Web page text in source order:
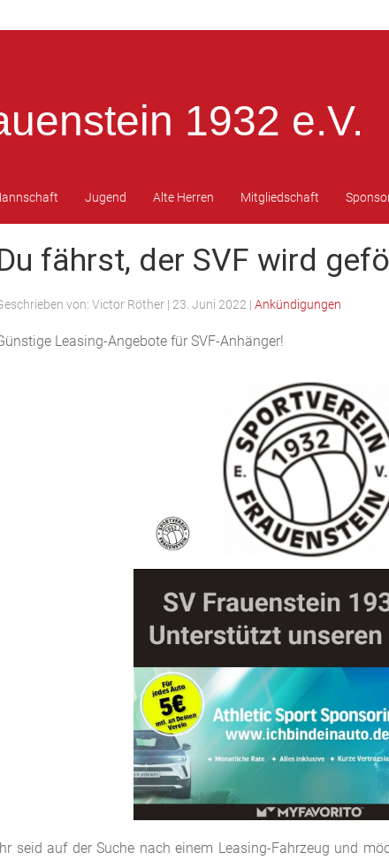
1932 e.V.
Jugend Alte Herren Mitgliedschaft
fährst, der SVF wird
von: Victor Röther | 23. Juni 2022 | Ankündigungen
Leasing-Angebote für SVF-Anhänger!
Ihr seid auf der Suche nach einem Leasing-Fahrzeug und